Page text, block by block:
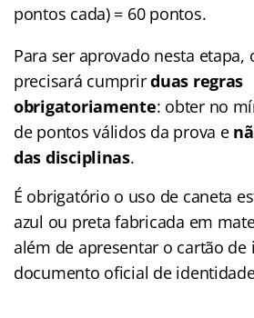
pontos cada) = 60 pontos.
Para ser aprovado nesta etapa,
precisará cumprirduas regras
obrigatoriamente: obter no
de pontos válidos da prova e
das disciplinas.
É obrigatório o uso de caneta
azul ou preta fabricada em
além de apresentar o cartão de
documento oficial de